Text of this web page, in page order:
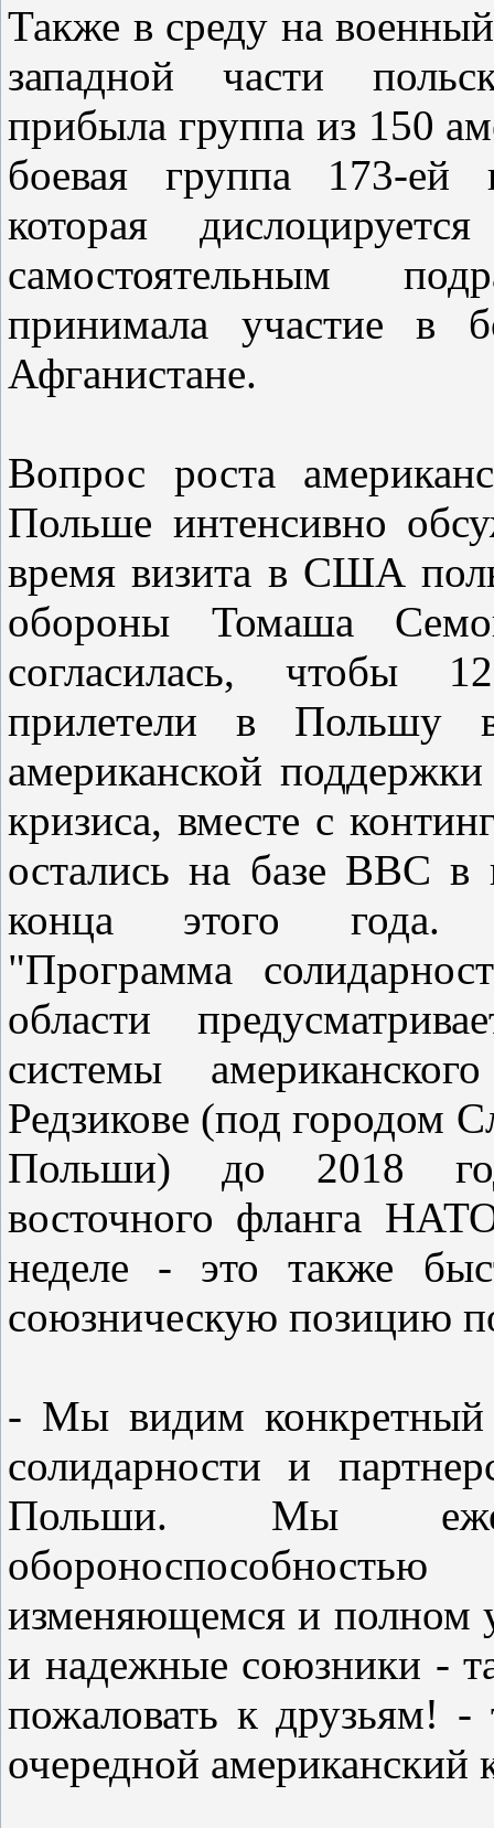
Также в среду на
западной части
прибыла группа из 150
боевая группа 173-ей
которая
самостоятельным
принимала участие в
Афганистане.
Вопрос роста
Польше интенсивно
время визита в США
обороны Томаша
согласилась, чтобы
прилетели в Польшу
американской
кризиса, вместе с
остались на базе ВВС
конца этого года.
"Программа
области
системы
Редзикове (под городом
Польши) до 2018
восточного фланга
неделе - это также
союзническую позицию
- Мы видим конкретный
солидарности и
Польши. Мы
изменяющемся и полном
и надежные союзники -
пожаловать к друзьям! -
очередной американский